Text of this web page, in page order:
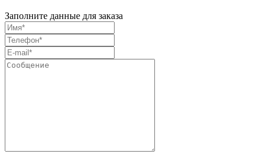
Заполните данные для заказа